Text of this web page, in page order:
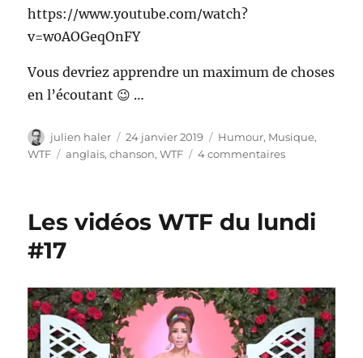
https://www.youtube.com/watch?
v=w0AOGeqOnFY
Vous devriez apprendre un maximum de choses
en l’écoutant 😉 …
Auteur
julien haler
Publié
le
24 janvier 2019 Catégories
Humour, Musique,
WTF
Étiquettes
anglais,chanson,WTF 4 commentairessur
Les vidéos WTF du lundi
#17